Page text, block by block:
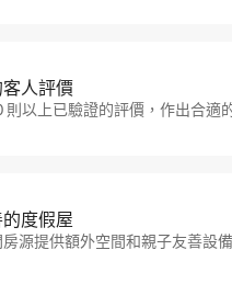
人評價
則以上已驗證的評價，作出合適
度假屋
源提供額外空間和親子友善設備